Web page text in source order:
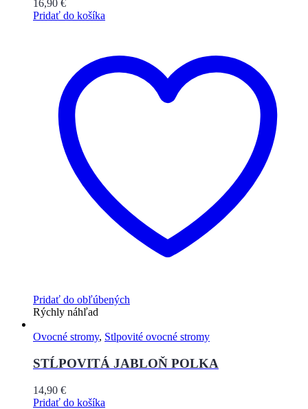
16,90 €
Pridať do košíka
Pridať do obľúbených
Rýchly náhľad
Ovocné stromy, Stlpovité ovocné stromy
STĹPOVITÁ JABLOŇ POLKA
14,90 €
Pridať do košíka